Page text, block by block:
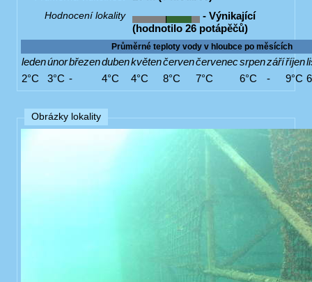
Hodnocení lokality
- Výnikající
(hodnotilo 26 potápěčů)
Průměrné teploty vody v hloubce po měsících
ledenúnorbřezendubenkvětenčervenčervenecsrpenzáříříjen
2°C
3°C - 4°C 4°C 8°C 7°C 6°C - 9°C
Obrázky lokality